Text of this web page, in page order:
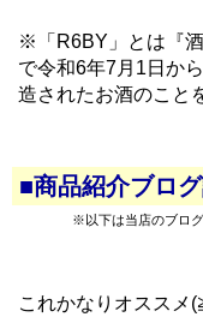
※「R6BY」とは『
で令和6年7月1日か
造されたお酒のこと
■商品紹介ブロ
※以下は当店のブロ
これかなりオスス